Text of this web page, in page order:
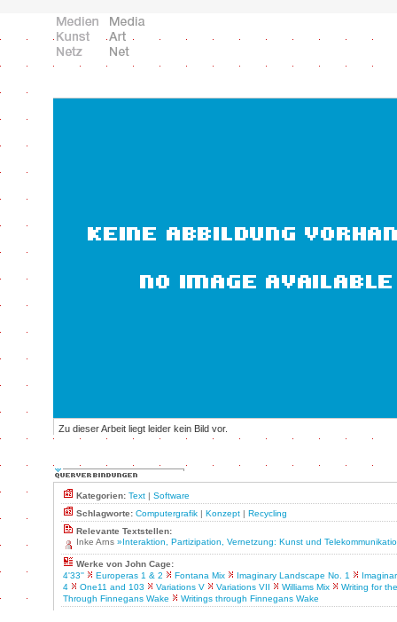
Zu dieser Arbeit liegt leider kein Bild vor.
Kategorien: Text | Software
Schlagworte: Computergrafik | Konzept | Recycling
Relevante Textstellen:
Inke Arns »Interaktion, Partizipation, Vernetzung: Kunst und
Werke von John Cage:
4'33''
Europeras 1 & 2 Fontana Mix Imaginary Landscape No. 1
4
One11 and 103 Variations V Variations VII Williams Mix
Writing for
Through Finnegans Wake
Writings through Finnegans Wake